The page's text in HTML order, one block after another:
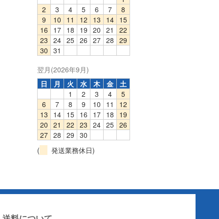
2
3 4 5 6 7
8
9
10 11 12 13 14 15
16
17 18 19 20 21
22
23 24 25 26 27 28 29
30 31
翌月(2026年9月)
日
月 火 水 木 金
土
1
2 3 4
5
6
7 8 9 10 11
12
13
14 15 16 17 18
19
20 21 22 23 24 25 26
27 28 29 30
(
発送業務休日)